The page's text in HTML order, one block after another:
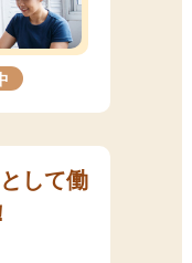
して働